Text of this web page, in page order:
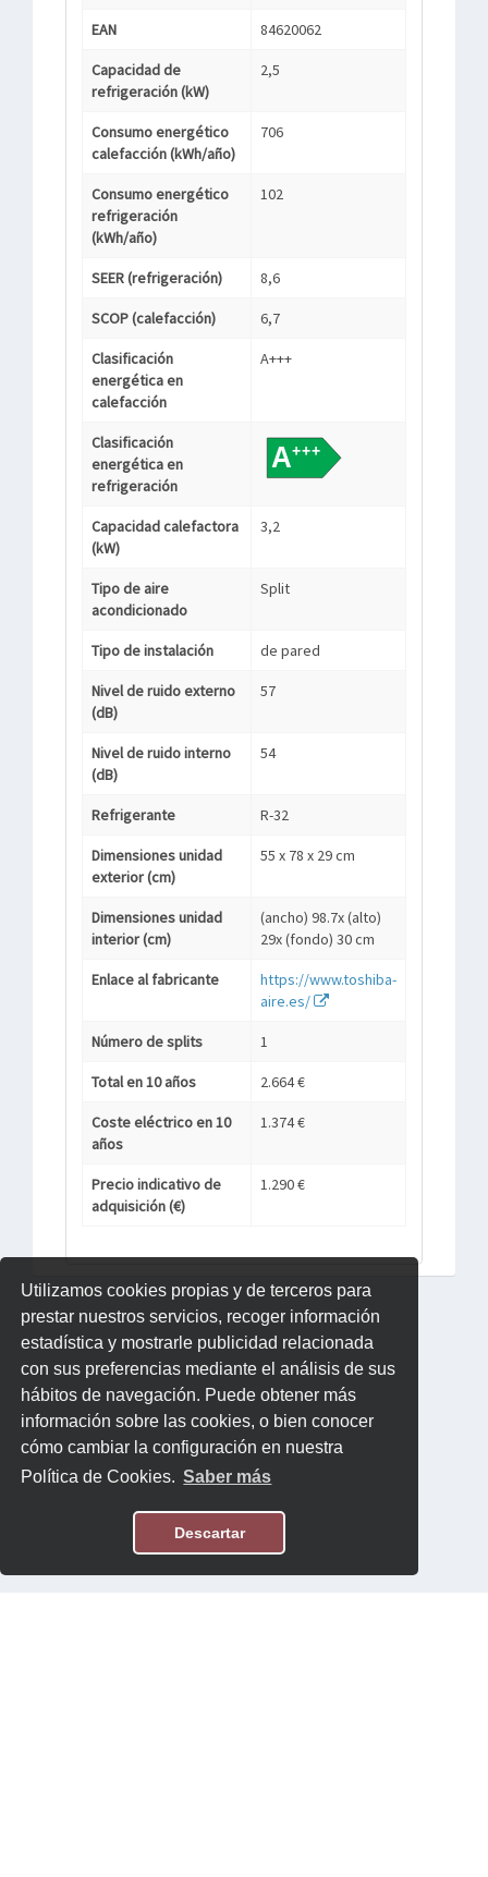
Utilizamos cookies propias y de terceros para
prestar nuestros servicios, recoger información
estadística y mostrarle publicidad relacionada
con sus preferencias mediante el análisis de sus
hábitos de navegación. Puede obtener más
información sobre las cookies, o bien conocer
cómo cambiar la configuración en nuestra
Política de Cookies. Saber más
Descartar
EAN 84620062
Capacidad de
refrigeración (kW)
2,5
Consumo energético
calefacción (kWh/año)
706
Consumo energético
refrigeración
(kWh/año)
102
SEER (refrigeración) 8,6
SCOP (calefacción) 6,7
Clasificación
energética en
calefacción
A+++
Clasificación
energética en
refrigeración
Capacidad calefactora
(kW)
3,2
Tipo de aire
acondicionado
Split
Tipo de instalación de pared
Nivel de ruido externo
(dB)
57
Nivel de ruido interno
(dB)
54
Refrigerante R-32
Dimensiones unidad
exterior (cm)
55 x 78 x 29 cm
Dimensiones unidad
interior (cm)
(ancho) 98.7x (alto)
29x (fondo) 30 cm
Enlace al fabricante
https://www.toshiba-
aire.es/
Número de splits 1
Total en 10 años 2.664 €
Coste eléctrico en 10
años
1.374 €
Precio indicativo de
adquisición (€)
1.290 €